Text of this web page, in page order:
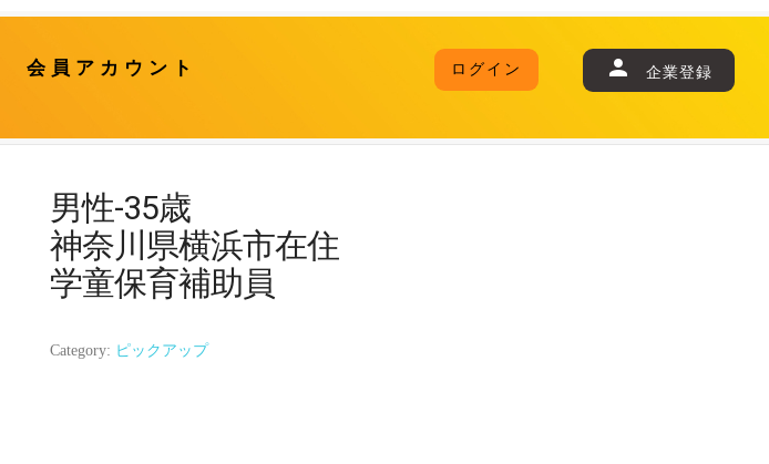
会員アカウント ログイン 企業登録
男性-35歳
神奈川県横浜市在住
学童保育補助員
Category: ピックアップ